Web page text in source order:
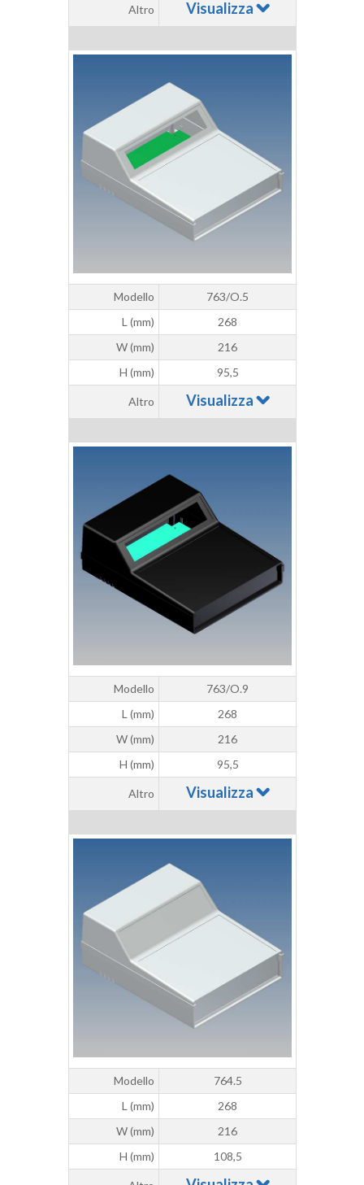
Altro Visualizza
Modello
763/O.5
L (mm)
268
W (mm)
216
H (mm)
95,5
Altro Visualizza
Modello
763/O.9
L (mm)
268
W (mm)
216
H (mm)
95,5
Altro Visualizza
Modello
764.5
L (mm)
268
W (mm)
216
H (mm)
108,5